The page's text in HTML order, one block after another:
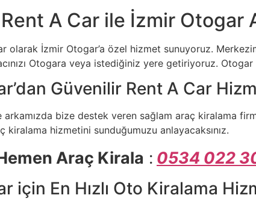
A Car ile İzmir Otogar
olarak İzmir Otogar’a özel hizmet sunuyoruz.
Otogara veya istediğiniz yere getiriyoruz.
Güvenilir Rent A Car
arkamızda bize destek veren sağlam araç kiralama
kiralama hizmetini sunduğumuzu anlayacaksınız.
Araç Kirala : 0534 022
için En Hızlı Oto Kiralama